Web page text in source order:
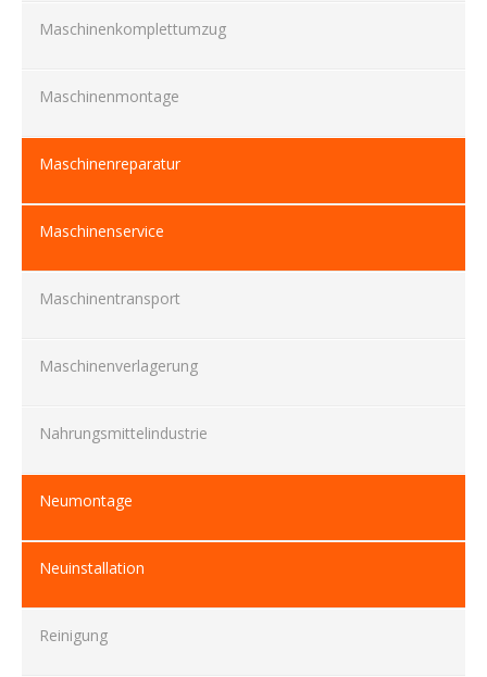
Maschinenkomplettumzug
Maschinenmontage
Maschinenreparatur
Maschinenservice
Maschinentransport
Maschinenverlagerung
Nahrungsmittelindustrie
Neumontage
Neuinstallation
Reinigung